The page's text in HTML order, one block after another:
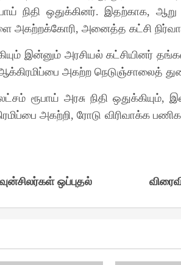
நிதி ஒதுக்கினர். இதற்காக, ஆறு
அகற்றக்கோரி, அனைத்த கட்சி
இன்னும் அரசியல்
ஆக்கிரமிப்பை அகற்ற நெடுஞ்சாலைத்
ரூபாய் அரசு நிதி ஒதுக்கியும்,
அகற்றி,ரோடு விரிவாக்க
ஒப்புதல்